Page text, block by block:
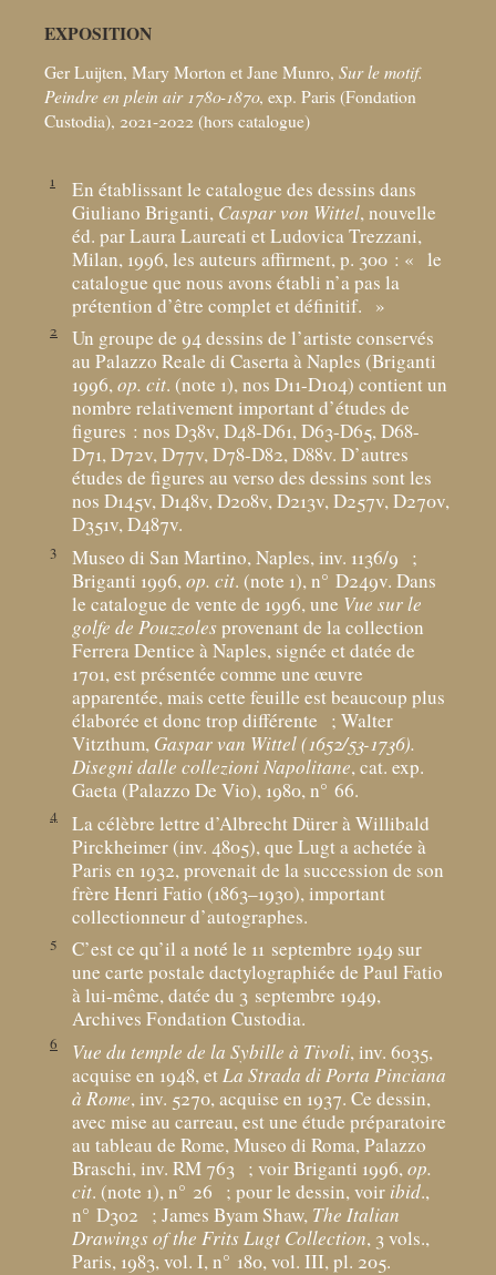
EXPOSITION
Ger Luijten, Mary Morton et Jane Munro, Sur le motif.
Peindre en plein air 1780-1870, exp. Paris (Fondation
Custodia), 2021-2022 (hors catalogue)
1
En établissant le catalogue des dessins dans
Giuliano Briganti, Caspar von Wittel, nouvelle
éd. par Laura Laureati et Ludovica Trezzani,
Milan, 1996, les auteurs affirment, p. 300 : « le
catalogue que nous avons établi n’a pas la
prétention d’être complet et définitif.
»
2
Un groupe de 94 dessins de l’artiste conservés
au Palazzo Reale di Caserta à Naples (Briganti
1996,op. cit. (note 1), nos D11-D104) contient un
nombre relativement important d’études de
figures : nos D38v, D48-D61, D63-D65, D68-
D71, D72v, D77v, D78-D82, D88v. D’autres
études de figures au verso des dessins sont les
nos D145v, D148v, D208v, D213v, D257v, D270v,
D351v, D487v.
3 Museo di San Martino, Naples, inv. 1136/9
;
Briganti 1996,op. cit. (note 1), n° D249v. Dans
le catalogue de vente de 1996, une Vue sur le
golfe de Pouzzolesprovenant de la collection
Ferrera Dentice à Naples, signée et datée de
1701, est présentée comme une œuvre
apparentée, mais cette feuille est beaucoup plus
élaborée et donc trop différente
; Walter
Vitzthum, Gaspar van Wittel (1652/53-1736).
Disegni dalle collezioni Napolitane, cat. exp.
Gaeta (Palazzo De Vio), 1980, n° 66.
4
La célèbre lettre d’Albrecht Dürer à Willibald
Pirckheimer (inv. 4805), que Lugt a achetée à
Paris en 1932, provenait de la succession de son
frère Henri Fatio (1863–1930), important
collectionneur d’autographes.
5
C’est ce qu’il a noté le 11 septembre 1949 sur
une carte postale dactylographiée de Paul Fatio
à lui-même, datée du 3 septembre 1949,
Archives Fondation Custodia.
6 Vue du temple de la Sybille à Tivoli, inv. 6035,
acquise en 1948, etLa Strada di Porta Pinciana
à Rome, inv. 5270, acquise en 1937. Ce dessin,
avec mise au carreau, est une étude préparatoire
au tableau de Rome, Museo di Roma, Palazzo
Braschi, inv. RM 763 ; voir Briganti 1996,op.
cit. (note 1), n° 26 ; pour le dessin, voir ibid.,
n° D302
; James Byam Shaw, The Italian
Drawings of the Frits Lugt Collection, 3 vols.,
Paris, 1983, vol. I, n° 180, vol. III, pl. 205.